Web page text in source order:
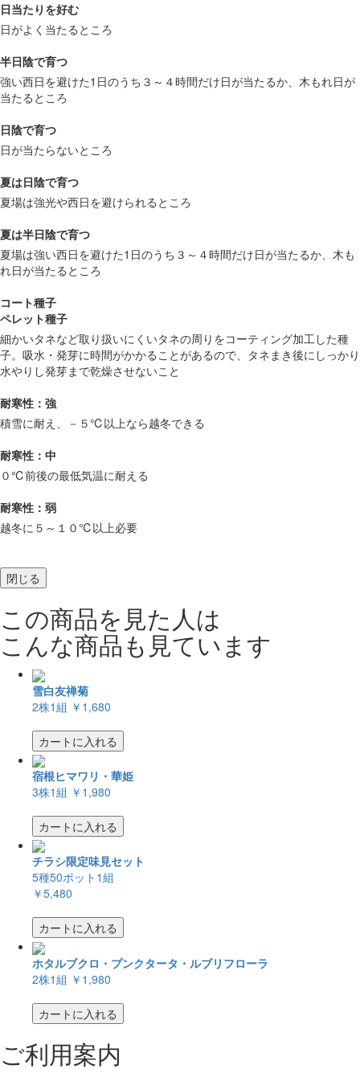
日当たりを好む
日がよく当たるところ
半日陰で育つ
強い西日を避けた1日のうち３～４時間だけ日が当たるか、木もれ日が
当たるところ
日陰で育つ
日が当たらないところ
夏は日陰で育つ
夏場は強光や西日を避けられるところ
夏は半日陰で育つ
夏場は強い西日を避けた1日のうち３～４時間だけ日が当たるか、木も
れ日が当たるところ
コート種子
ペレット種子
細かいタネなど取り扱いにくいタネの周りをコーティング加工した種
子。吸水・発芽に時間がかかることがあるので、タネまき後にしっかり
水やりし発芽まで乾燥させないこと
耐寒性：強
積雪に耐え、－５℃以上なら越冬できる
耐寒性：中
０℃前後の最低気温に耐える
耐寒性：弱
越冬に５～１０℃以上必要
閉じる
この商品を見た人は
こんな商品も見ています
雪白友禅菊
2株1組 ￥1,680
カートに入れる
宿根ヒマワリ・華姫
3株1組 ￥1,980
カートに入れる
チラシ限定味見セット
5種50ポット1組
￥5,480
カートに入れる
ホタルブクロ・プンクタータ・ルブリフローラ
2株1組 ￥1,980
カートに入れる
ご利用案内